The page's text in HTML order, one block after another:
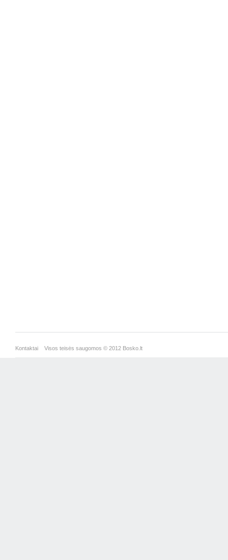
Kontaktai Visos teisės saugomos © 2012 Bosko.lt